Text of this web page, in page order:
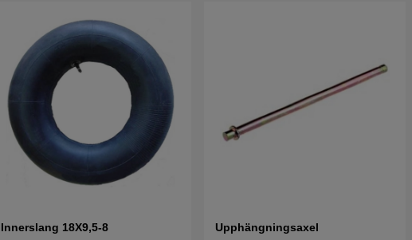
Innerslang 18X9,5-8 Upphängningsaxel